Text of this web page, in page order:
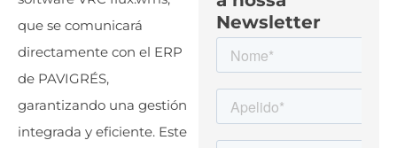
que se comunicará
directamente con el ERP
de PAVIGRÉS,
garantizando una gestión
integrada y eficiente. Este
Newsletter